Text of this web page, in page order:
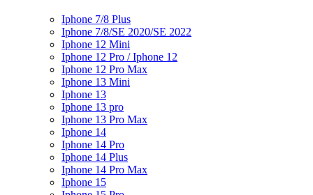
Iphone 7/8 Plus
Iphone 7/8/SE 2020/SE 2022
Iphone 12 Mini
Iphone 12 Pro / Iphone 12
Iphone 12 Pro Max
Iphone 13 Mini
Iphone 13
Iphone 13 pro
Iphone 13 Pro Max
Iphone 14
Iphone 14 Pro
Iphone 14 Plus
Iphone 14 Pro Max
Iphone 15